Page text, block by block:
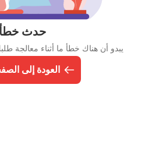
حدث خطأ
يبدو أن هناك خطأ ما أثناء معالجة
العودة إلى